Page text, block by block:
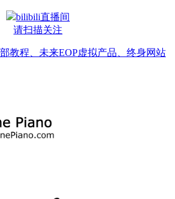
bilibili直播间
请扫描关注
教程、未来EOP虚拟产品、终身网站